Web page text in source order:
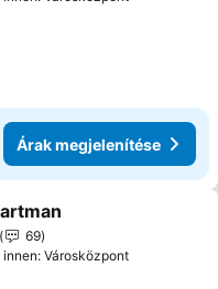
Árak megjelenítése
a kedvencekhez
69
Városközpont